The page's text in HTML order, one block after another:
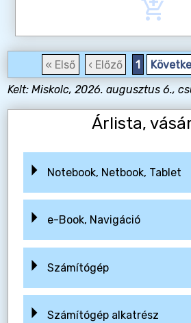
add_shopping_cart
« Első ‹ Előző 1
Kelt: Miskolc, 2026. augusztus 6.,
Árlista,
Notebook, Netbook, Tablet
e-Book, Navigáció
Számítógép
Számítógép alkatrész